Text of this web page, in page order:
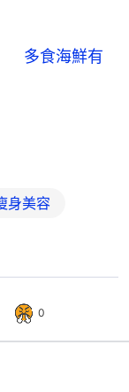
多食海鮮有
身美容
0